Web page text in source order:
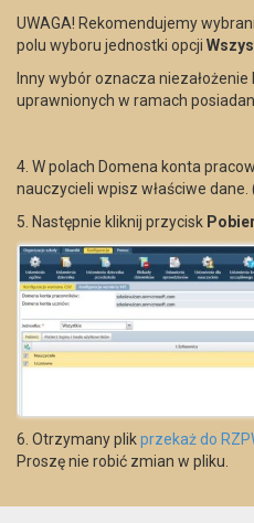
UWAGA! Rekomendujemy
polu wyboru jednostki opcji
Inny wybór oznacza
uprawnionych w ramach
4. W polach Domena konta
nauczycieli wpisz właściwe
5. Następnie kliknij przycisk
6. Otrzymany plikprzekaż do
Proszę nie robić zmian w pliku.